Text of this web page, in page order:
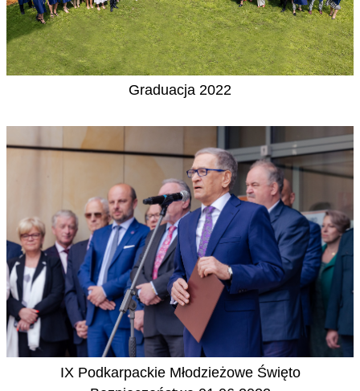
Graduacja 2022
IX Podkarpackie Młodzieżowe Święto